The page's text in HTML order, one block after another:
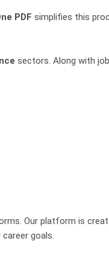
PDF simplifies this
sectors. Along with
Our platform is
goals.